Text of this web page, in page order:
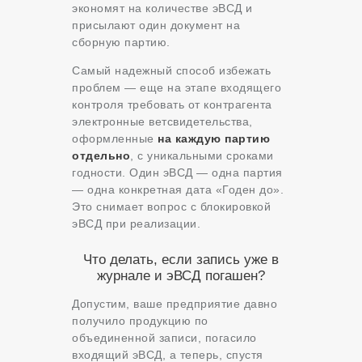
экономят на количестве эВСД и
присылают один документ на
сборную партию.
Самый надежный способ избежать
проблем — еще на этапе входящего
контроля требовать от контрагента
электронные ветсвидетельства,
оформленные на каждую партию
отдельно , с уникальными сроками
годности. Один эВСД — одна партия
— одна конкретная дата «Годен до».
Это снимает вопрос с блокировкой
эВСД при реализации.
Что делать, если запись уже в
журнале и эВСД погашен?
Допустим, ваше предприятие давно
получило продукцию по
объединенной записи, погасило
входящий эВСД, а теперь, спустя